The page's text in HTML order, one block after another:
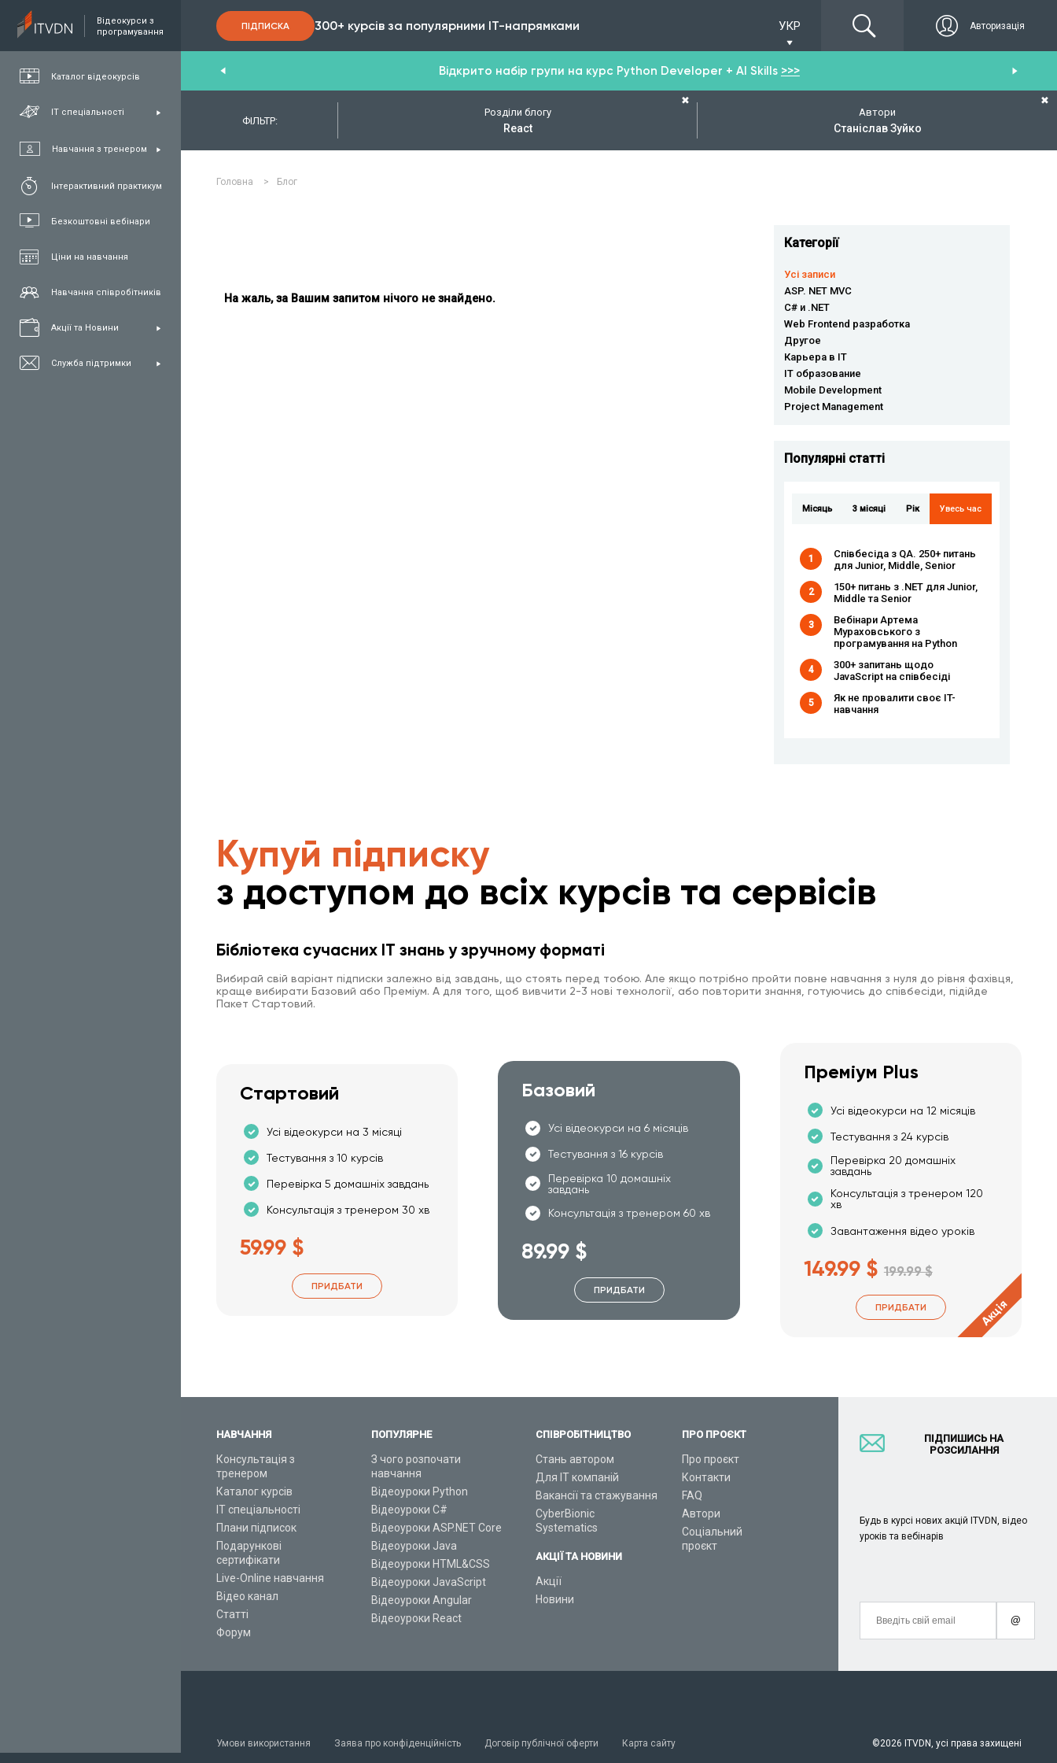
Відеокурси з
програмування
Каталог відеокурсів
ІТ спеціальності
Навчання з тренером
Інтерактивний практикум
Безкоштовні вебінари
Ціни на навчання
Навчання співробітників
Акції та Новини
Служба підтримки
ПІДПИСКА 300+ курсів за популярними IT-напрямками УКР Авторизація
FullStack C#/.NET Java Відкрито набір групи на курс Python Developer + AI Skills >>>
ФІЛЬТР:
Розділи блогу
React
✖
Автори
Станіслав Зуйко
✖
Головна > Блог
На жаль, за Вашим запитом нічого не знайдено.
Категорії
Усі записи
ASP. NET MVC
C# и .NET
Web Frontend разработка
Другое
Карьера в IT
IT образование
Mobile Development
Project Management
Популярні статті
Місяць 3 місяці Рік Увесь час
1
Співбесіда з QA. 250+ питань
для Junior, Middle, Senior
2
150+ питань з .NET для Junior,
Middle та Senior
3
Вебінари Артема
Мураховського з
програмування на Python
4
300+ запитань щодо
JavaScript на співбесіді
5
Як не провалити своє IT-
навчання
Купуй підписку
з доступом до всіх курсів та сервісів
Бібліотека сучасних IT знань у зручному форматі
Вибирай свій варіант підписки залежно від завдань, що стоять перед тобою. Але якщо потрібно пройти повне навчання з нуля до рівня фахівця,
краще вибирати Базовий або Преміум. А для того, щоб вивчити 2-3 нові технології, або повторити знання, готуючись до співбесіди, підійде
Пакет Стартовий.
Стартовий
Усі відеокурси на 3 місяці
Тестування з 10 курсів
Перевірка 5 домашніх завдань
Консультація з тренером 30 хв
59.99 $
ПРИДБАТИ
Базовий
Усі відеокурси на 6 місяців
Тестування з 16 курсів
Перевірка 10 домашніх
завдань
Консультація з тренером 60 хв
89.99 $
ПРИДБАТИ
Преміум Plus
Усі відеокурси на 12 місяців
Тестування з 24 курсів
Перевірка 20 домашніх
завдань
Консультація з тренером 120
хв
Завантаження відео уроків
149.99 $ 199.99 $
ПРИДБАТИ Акція
НАВЧАННЯ
Консультація з
тренером
Каталог курсів
ІТ спеціальності
Плани підписок
Подарункові
сертифікати
Live-Online навчання
Відео канал
Статті
Форум
ПОПУЛЯРНЕ
З чого розпочати
навчання
Відеоуроки Python
Відеоуроки C#
Відеоуроки ASP.NET Core
Відеоуроки Java
Відеоуроки HTML&CSS
Відеоуроки JavaScript
Відеоуроки Angular
Відеоуроки React
СПІВРОБІТНИЦТВО
Стань автором
Для ІТ компаній
Вакансії та стажування
CyberBionic
Systematics
АКЦІЇ ТА НОВИНИ
Акції
Новини
ПРО ПРОЄКТ
Про проєкт
Контакти
FAQ
Автори
Соціальний
проєкт
ПІДПИШИСЬ НА
РОЗСИЛАННЯ
Будь в курсі нових акцій ITVDN, відео
уроків та вебінарів
@
Умови використання Заява про конфіденційність Договір публічної оферти Карта сайту ©2026 ITVDN, усі права захищені